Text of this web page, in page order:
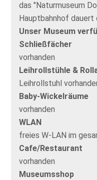
das "Naturmuseum
Hauptbahnhof dauert
Unser Museum
Schließfächer
vorhanden
Leihrollstühle &
Leihrollstuhl
Baby-Wickelräume
vorhanden
WLAN
freies W-LAN im
Cafe/Restaurant
vorhanden
Museumsshop